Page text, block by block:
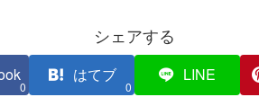
シェアする
0
はてブ
0
LINE